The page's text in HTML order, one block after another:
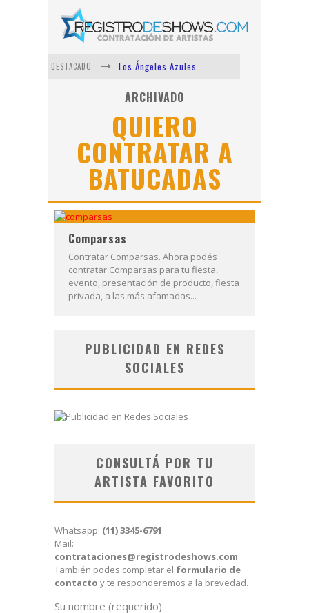
DESTACADO
Los Ángeles Azules
Shows via streaming
Lit Killah
Nicki Nicole
Duki
Vi Em
ARCHIVADO
QUIERO
CONTRATAR A
BATUCADAS
Comparsas
Contratar Comparsas. Ahora podés
contratar Comparsas para tu fiesta,
evento, presentación de producto, fiesta
privada, a las más afamadas...
PUBLICIDAD EN REDES
SOCIALES
CONSULTÁ POR TU
ARTISTA FAVORITO
Whatsapp: (11) 3345-6791
Mail:
contrataciones@registrodeshows.com
También podes completar el formulario de
contacto y te responderemos a la brevedad.
Su nombre (requerido)